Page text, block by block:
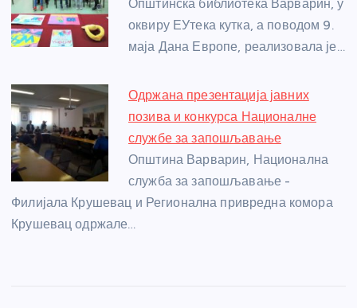
Општинска библиотека Варварин, у
оквиру ЕУтека кутка, а поводом 9.
маја Дана Европе, реализовала је…
Одржана презентација јавних
позива и конкурса Националне
службе за запошљавање
Општина Варварин, Национална
служба за запошљавање -
Филијала Крушевац и Регионална привредна комора
Крушевац одржале…